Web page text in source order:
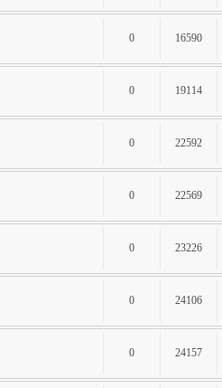
0 16590
0 19114
0 22592
0 22569
0 23226
0 24106
0 24157